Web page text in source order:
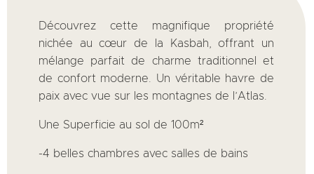
Découvrez cette magnifique propriété
nichée au cœur de la Kasbah, offrant un
mélange parfait de charme traditionnel et
de confort moderne. Un véritable havre de
paix avec vue sur les montagnes de l’Atlas.
Une Superficie au sol de 100m²
-4 belles chambres avec salles de bains